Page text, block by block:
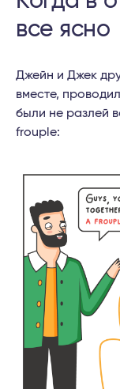
все ясно
Джейн и Джек
вместе,
были не разлей
frouple: